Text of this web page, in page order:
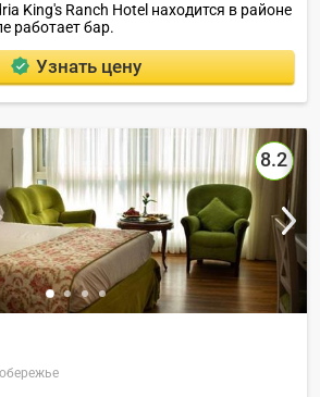
King's Ranch Hotel находится в районе
работает бар.
Узнать цену
8.2